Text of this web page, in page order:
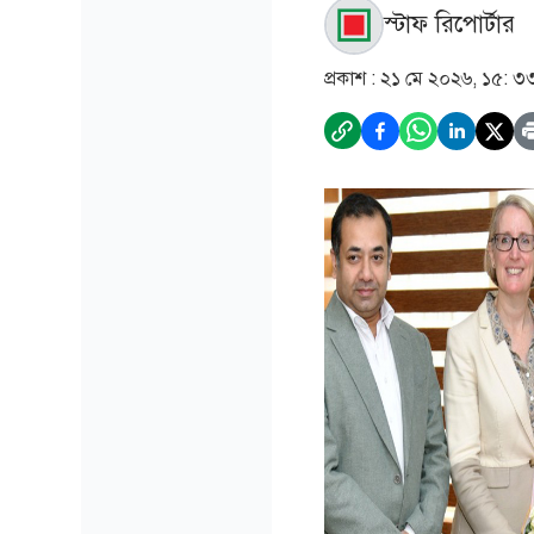
স্টাফ রিপোর্টার
প্রকাশ : ২১ মে ২০২৬, ১৫: